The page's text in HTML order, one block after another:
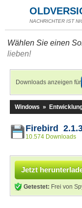
NACHRICHTER IST
Wählen Sie einen
lieben!
Downloads anzeigen für
Windows »
Firebird
10.574 Downloads
Jetzt
Getestet: Frei von